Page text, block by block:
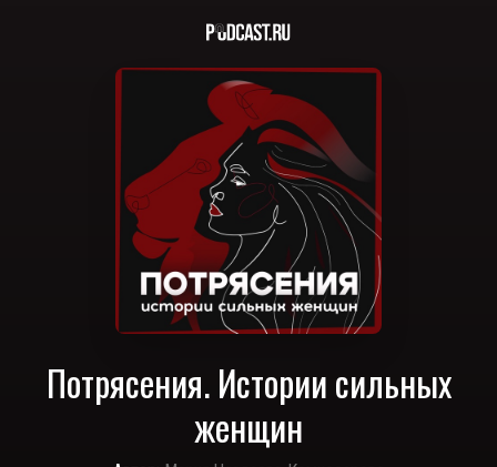
Потрясения. Истории сильных
женщин